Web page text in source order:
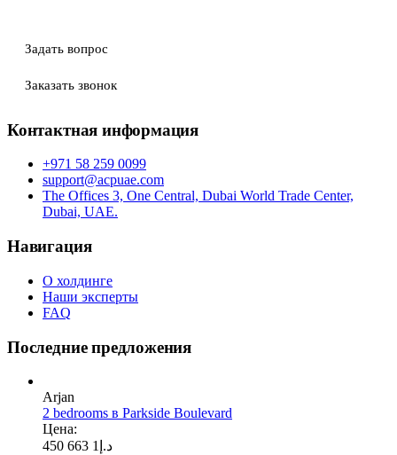
Задать вопрос
Заказать звонок
Контактная информация
+971 58 259 0099
support@acpuae.com
The Offices 3, One Central, Dubai World Trade Center,
Dubai, UAE.
Навигация
О холдинге
Наши эксперты
FAQ
Последние предложения
Arjan
2 bedrooms в Parkside Boulevard
Цена:
د.إ 1 663 450